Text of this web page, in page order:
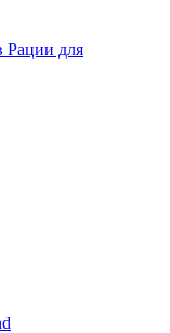
Рации для